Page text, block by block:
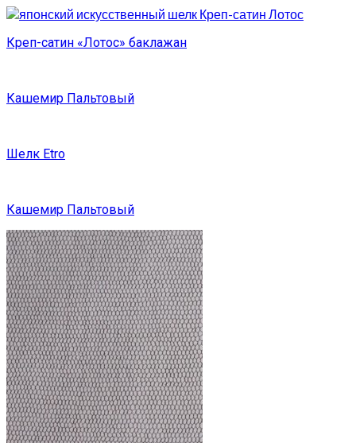
Креп-сатин «Лотос» баклажан
Кашемир Пальтовый
Шелк Etro
Кашемир Пальтовый